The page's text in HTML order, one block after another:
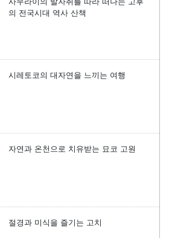
의 전국시대 역사 산책
시레토코의 대자연을 느끼는 여행
자연과 온천으로 치유받는 묘코 고원
절경과 미식을 즐기는 고치